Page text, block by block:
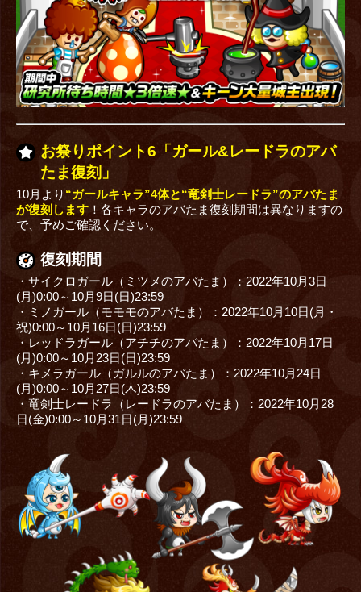
お祭りポイント6「ガール&レードラのアバ
たま復刻」
10月より “ガールキャラ”4体と“竜剣士レードラ”のアバたま
が復刻します ！各キャラのアバたま復刻期間は異なりますの
で、予めご確認ください。
復刻期間
・サイクロガール（ミツメのアバたま）：2022年10月3日
(月)0:00～10月9日(日)23:59
・ミノガール（モモモのアバたま）：2022年10月10日(月・
祝)0:00～10月16日(日)23:59
・レッドラガール（アチチのアバたま）：2022年10月17日
(月)0:00～10月23日(日)23:59
・キメラガール（ガルルのアバたま）：2022年10月24日
(月)0:00～10月27日(木)23:59
・竜剣士レードラ（レードラのアバたま）：2022年10月28
日(金)0:00～10月31日(月)23:59